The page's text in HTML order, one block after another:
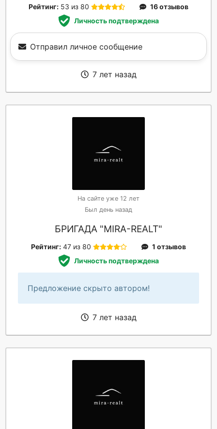
Рейтинг: 53 из 80
16 отзывов
Личность подтверждена
Отправил личное сообщение
7 лет назад
На сайте уже 12 лет
Был день назад
БРИГАДА "MIRA-REALT"
Рейтинг: 47 из 80
1 отзывов
Личность подтверждена
Предложение скрыто автором!
7 лет назад